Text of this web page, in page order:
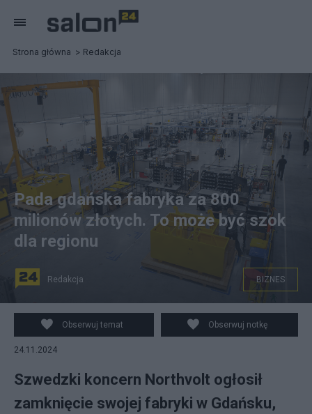
Strona główna Redakcja
na zdjęciu: fabryka koncernu Northvolt w Gdańsku. fot.
Jan Dzban/PAP
Pada gdańska fabryka za 800
milionów złotych. To może być szok
dla regionu
Redakcja BIZNES
Obserwuj temat Obserwuj notkę
24.11.2024
Szwedzki koncern Northvolt ogłosił
zamknięcie swojej fabryki w Gdańsku,